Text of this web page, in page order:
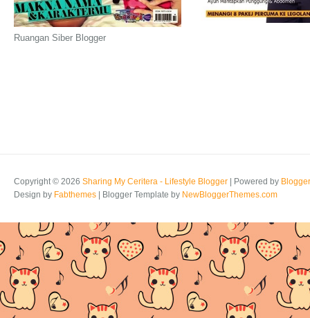
Ruangan Siber Blogger
Copyright © 2026 Sharing My Ceritera - Lifestyle Blogger | Powered by Blogger
Design by Fabthemes | Blogger Template by NewBloggerThemes.com